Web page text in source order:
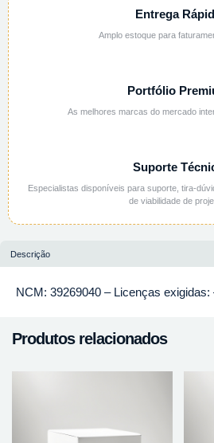
Entrega
Amplo estoque para
Portfólio
As melhores marcas do mercado
Suporte
Especialistas disponíveis para suporte, tira-
de viabilidade de
Descrição
NCM: 39269040 – Licenças exigidas:
Produtos relacionados